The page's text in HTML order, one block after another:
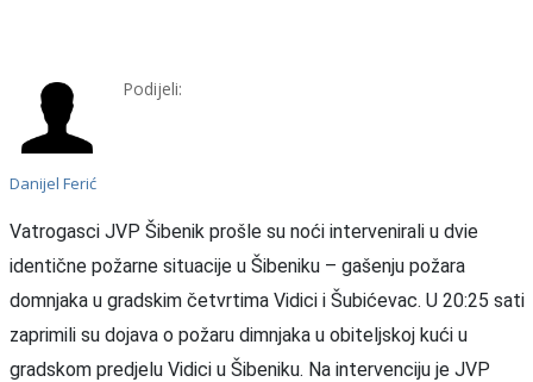
Danijel Ferić
Podijeli:
Vatrogasci JVP Šibenik prošle su noći intervenirali u dvie
identične požarne situacije u Šibeniku – gašenju požara
domnjaka u gradskim četvrtima Vidici i Šubićevac. U 20:25 sati
zaprimili su dojava o požaru dimnjaka u obiteljskoj kući u
gradskom predjelu Vidici u Šibeniku. Na intervenciju je JVP